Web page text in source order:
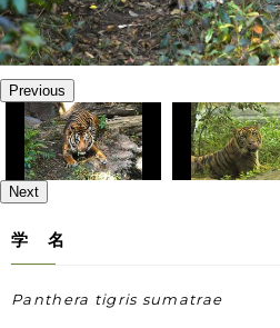
Previous
Next
学 名
Panthera tigris sumatrae